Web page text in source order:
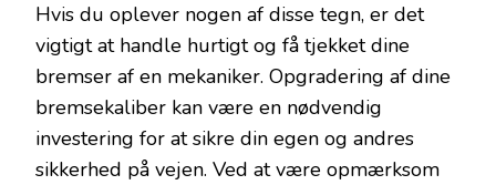
Hvis du oplever nogen af disse tegn, er det
vigtigt at handle hurtigt og få tjekket dine
bremser af en mekaniker. Opgradering af dine
bremsekaliber kan være en nødvendig
investering for at sikre din egen og andres
sikkerhed på vejen. Ved at være opmærksom